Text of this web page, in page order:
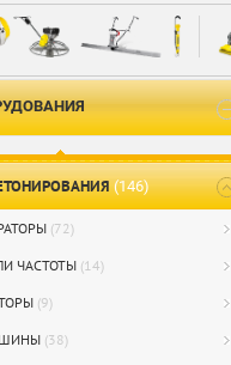
(146)
(72)
ЧАСТОТЫ (14)
(9)
(38)